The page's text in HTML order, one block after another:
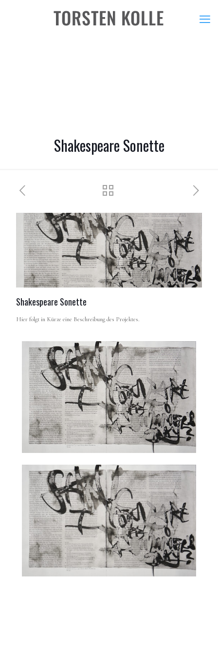
Shakespeare Sonette
Shakespeare Sonette
Hier folgt in Kürze eine Beschreibung des Projektes.